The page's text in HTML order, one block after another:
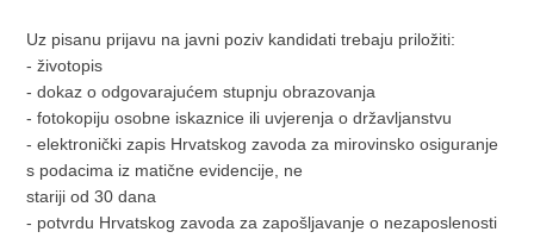
Uz pisanu prijavu na javni poziv kandidati trebaju priložiti:
- životopis
- dokaz o odgovarajućem stupnju obrazovanja
- fotokopiju osobne iskaznice ili uvjerenja o državljanstvu
- elektronički zapis Hrvatskog zavoda za mirovinsko osiguranje
s podacima iz matične evidencije, ne
stariji od 30 dana
- potvrdu Hrvatskog zavoda za zapošljavanje o nezaposlenosti